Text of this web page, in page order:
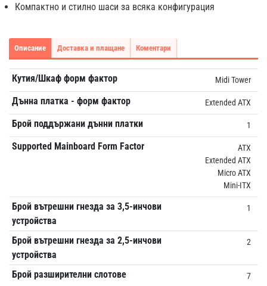
Компактно и стилно шаси за всяка конфигурация
Описание Доставка и плащане Коментари
Кутия/Шкаф форм фактор Midi Tower
Дънна платка - форм фактор Extended ATX
Брой поддържани дънни платки 1
Supported Mainboard Form Factor
ATX
Extended ATX
Micro ATX
Mini-ITX
Брой вътрешни гнезда за 3,5-инчови
устройства
1
Брой вътрешни гнезда за 2,5-инчови
устройства
2
Брой разширителни слотове 7